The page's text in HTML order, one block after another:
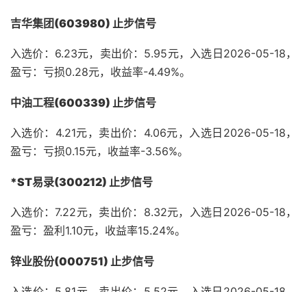
吉华集团(603980) 止步信号
入选价：6.23元，卖出价：5.95元，入选日2026-05-18，
盈亏：亏损0.28元，收益率-4.49%。
中油工程(600339) 止步信号
入选价：4.21元，卖出价：4.06元，入选日2026-05-18，
盈亏：亏损0.15元，收益率-3.56%。
*ST易录(300212) 止步信号
入选价：7.22元，卖出价：8.32元，入选日2026-05-18，
盈亏：盈利1.10元，收益率15.24%。
锌业股份(000751) 止步信号